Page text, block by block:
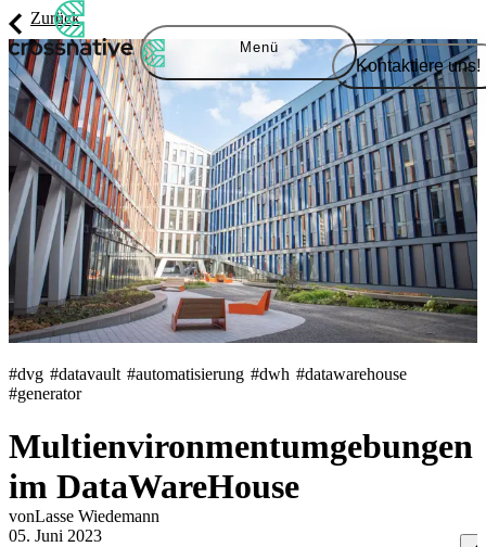
Kontaktiere uns!
Menü
Zurück
#dvg #datavault #automatisierung #dwh #datawarehouse
#generator
Multienvironmentumgebungen
im DataWareHouse
vonLasse Wiedemann
05. Juni 2023